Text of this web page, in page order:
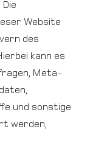
Website
des
kann es
Meta-
und sonstige
werden,